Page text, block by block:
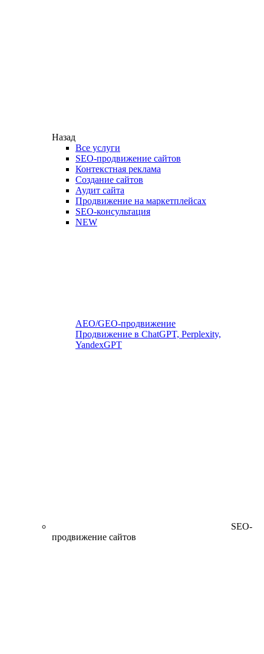
Назад
Все услуги
SEO-продвижение сайтов
Контекстная реклама
Создание сайтов
Аудит сайта
Продвижение на маркетплейсах
SEO-консультация
NEW
AEO/GEO-продвижение
Продвижение в ChatGPT, Perplexity,
YandexGPT
SEO-
продвижение сайтов